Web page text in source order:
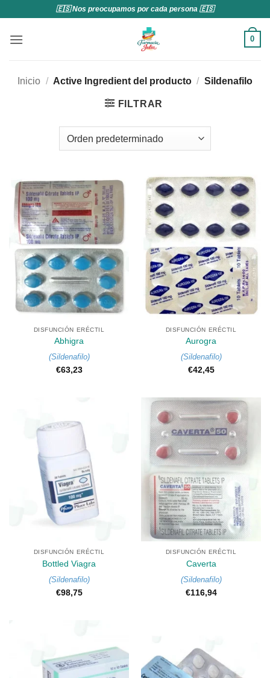
contenido
🇪🇸 Nos preocupamos por cada persona 🇪🇸
0
Inicio / Active Ingredient del producto / Sildenafilo
FILTRAR
DISFUNCIÓN ERÉCTIL
Abhigra
(Sildenafilo)
€63,23
DISFUNCIÓN ERÉCTIL
Aurogra
(Sildenafilo)
€42,45
DISFUNCIÓN ERÉCTIL
Bottled Viagra
(Sildenafilo)
€98,75
DISFUNCIÓN ERÉCTIL
Caverta
(Sildenafilo)
€116,94